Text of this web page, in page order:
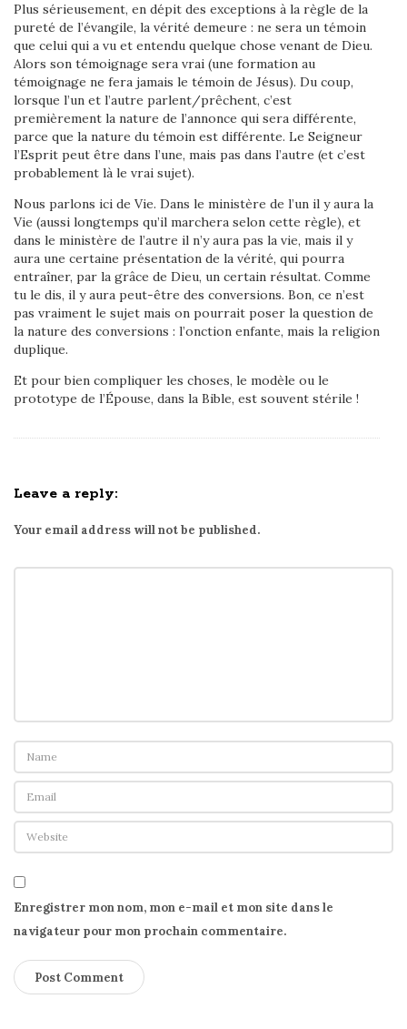
Plus sérieusement, en dépit des exceptions à la règle de la
pureté de l’évangile, la vérité demeure : ne sera un témoin
que celui qui a vu et entendu quelque chose venant de Dieu.
Alors son témoignage sera vrai (une formation au
témoignage ne fera jamais le témoin de Jésus). Du coup,
lorsque l’un et l’autre parlent/prêchent, c’est
premièrement la nature de l’annonce qui sera différente,
parce que la nature du témoin est différente. Le Seigneur
l’Esprit peut être dans l’une, mais pas dans l’autre (et c’est
probablement là le vrai sujet).
Nous parlons ici de Vie. Dans le ministère de l’un il y aura la
Vie (aussi longtemps qu’il marchera selon cette règle), et
dans le ministère de l’autre il n’y aura pas la vie, mais il y
aura une certaine présentation de la vérité, qui pourra
entraîner, par la grâce de Dieu, un certain résultat. Comme
tu le dis, il y aura peut-être des conversions. Bon, ce n’est
pas vraiment le sujet mais on pourrait poser la question de
la nature des conversions : l’onction enfante, mais la religion
duplique.
Et pour bien compliquer les choses, le modèle ou le
prototype de l’Épouse, dans la Bible, est souvent stérile !
Leave a reply:
Your email address will not be published.
Enregistrer mon nom, mon e-mail et mon site dans le
navigateur pour mon prochain commentaire.